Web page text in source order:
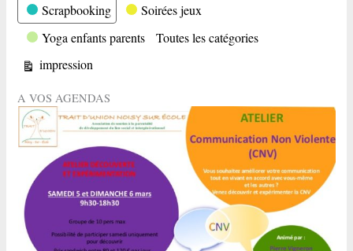
Scrapbooking
Soirées jeux
Yoga enfants parents
Toutes les catégories
Vue
impression
A VOS AGENDAS